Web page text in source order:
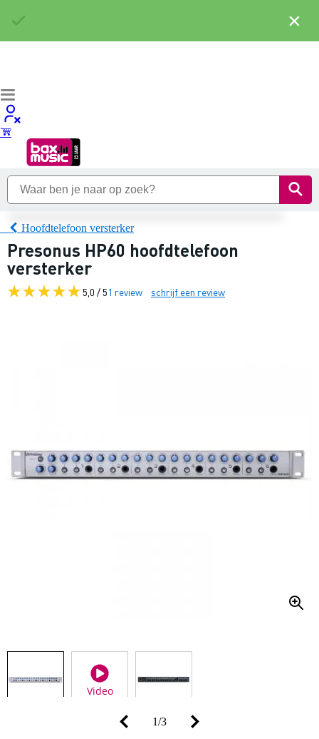
Hoofdtelefoon versterker
Presonus HP60 hoofdtelefoon
versterker
5,0 / 51 review schrijf een review
Video
1/3
×